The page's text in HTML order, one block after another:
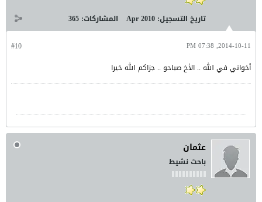
تاريخ التسجيل: Apr 2010 المشاركات: 365
#10 2014-10-11, 07:38 PM
أخواني في الله .. الأخ صباحو .. جزاكم الله خيرا
عثمان
باحث نشيط